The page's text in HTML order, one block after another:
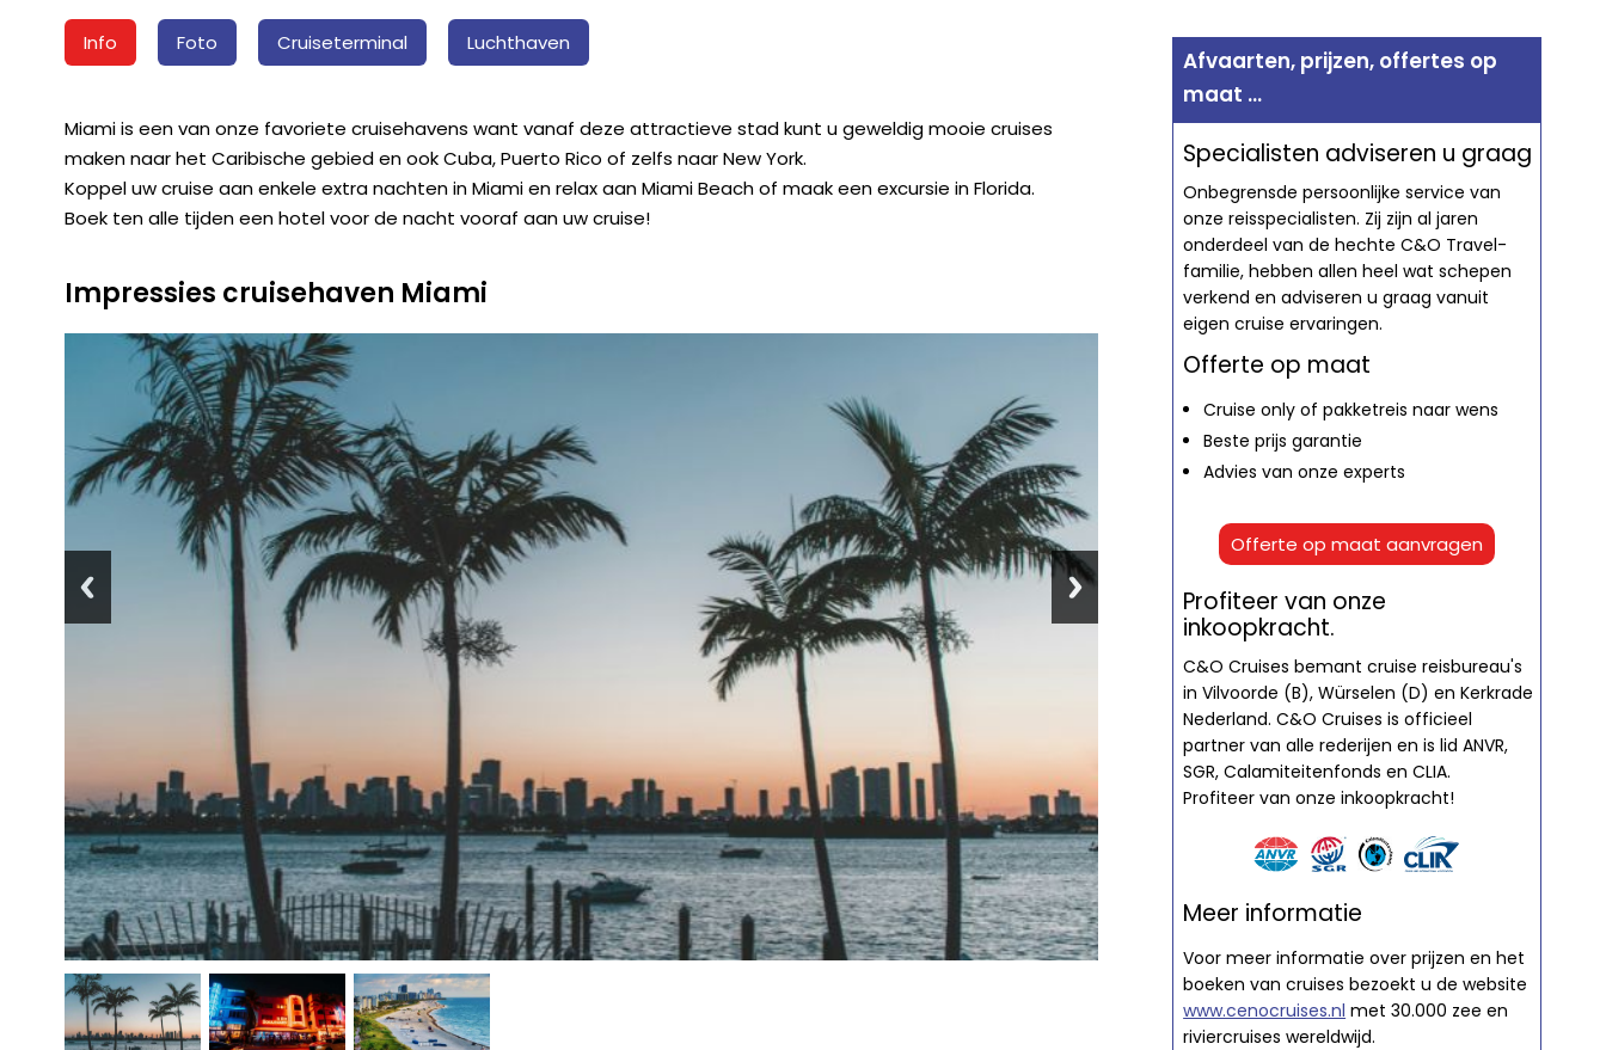
Info Foto Cruiseterminal Luchthaven
Miami is een van onze favoriete cruisehavens want vanaf deze attractieve stad kunt u geweldig mooie cruises
maken naar het Caribische gebied en ook Cuba, Puerto Rico of zelfs naar New York.
Koppel uw cruise aan enkele extra nachten in Miami en relax aan Miami Beach of maak een excursie in Florida.
Boek ten alle tijden een hotel voor de nacht vooraf aan uw cruise!
Impressies cruisehaven Miami
Afvaarten, prijzen, offertes op
maat ...
Specialisten adviseren u graag
Onbegrensde persoonlijke service van
onze reisspecialisten. Zij zijn al jaren
onderdeel van de hechte C&O Travel-
familie, hebben allen heel wat schepen
verkend en adviseren u graag vanuit
eigen cruise ervaringen.
Offerte op maat
Cruise only of pakketreis naar wens
Beste prijs garantie
Advies van onze experts
Offerte op maat aanvragen
Profiteer van onze
inkoopkracht.
C&O Cruises bemant cruise reisbureau's
in Vilvoorde (B), Würselen (D) en Kerkrade
Nederland. C&O Cruises is officieel
partner van alle rederijen en is lid ANVR,
SGR, Calamiteitenfonds en CLIA.
Profiteer van onze inkoopkracht!
Meer informatie
Voor meer informatie over prijzen en het
boeken van cruises bezoekt u de website
www.cenocruises.nl met 30.000 zee en
riviercruises wereldwijd.